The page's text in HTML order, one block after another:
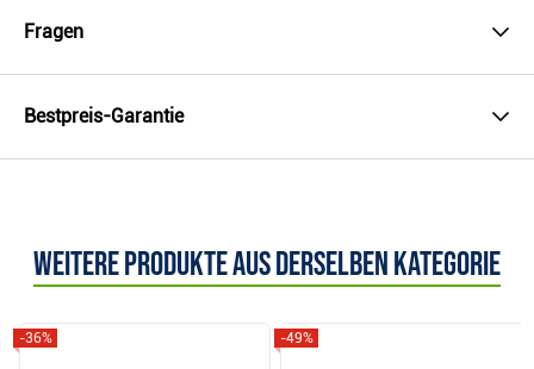
Fragen
Bestpreis-Garantie
Weitere Produkte aus derselben Kategorie
-36% -49%